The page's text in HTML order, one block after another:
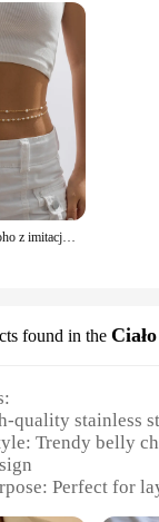
2 sztuk/zestaw Sexy Boho z imitacją perły brzuch łańcuch dla kobiet letnie Bikini dwuwarstwowy pasek biżuteria do ciała akcesoria świąteczne
found in the
quality stainless
Trendy belly
Perfect for